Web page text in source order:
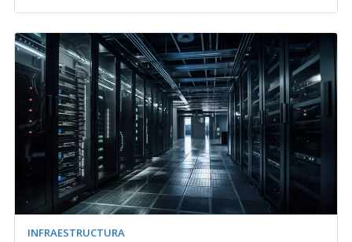
INFRAESTRUCTURA